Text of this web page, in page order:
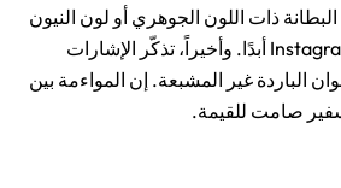
ذات اللون الجوهري أو لون النيون
المفاجئ من الدراما بمجرد رفع الغطاء، مما يمنح المستخدم "إبهارًا" خاصًا لا يراه Instagram أبدًا. وأخيراً، تذكّر الإشارات
الباردة غير المشبعة. إن المواءمة بين
سفير صامت للقيمة.